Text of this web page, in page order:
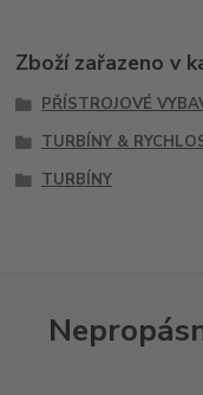
Zboží zařazeno v
PŘÍSTROJOVÉ
TURBÍNY &
TURBÍNY